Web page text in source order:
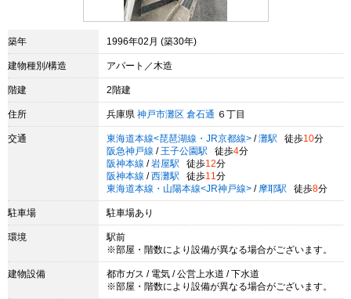
築年 1996年02月 (築30年)
建物種別/構造 アパート／木造
階建 2階建
住所 兵庫県 神戸市灘区 倉石通 ６丁目
交通 東海道本線<琵琶湖線・JR京都線> / 灘駅 徒歩10分
阪急神戸線 / 王子公園駅 徒歩4分
阪神本線 / 岩屋駅 徒歩12分
阪神本線 / 西灘駅 徒歩11 分
東海道本線・山陽本線<JR神戸線> / 摩耶駅 徒歩8分
駐車場 駐車場あり
環境
駅前
※部屋・階数により設備が異なる場合がございます。
建物設備
都市ガス / 電気 / 公営上水道 / 下水道
※部屋・階数により設備が異なる場合がございます。